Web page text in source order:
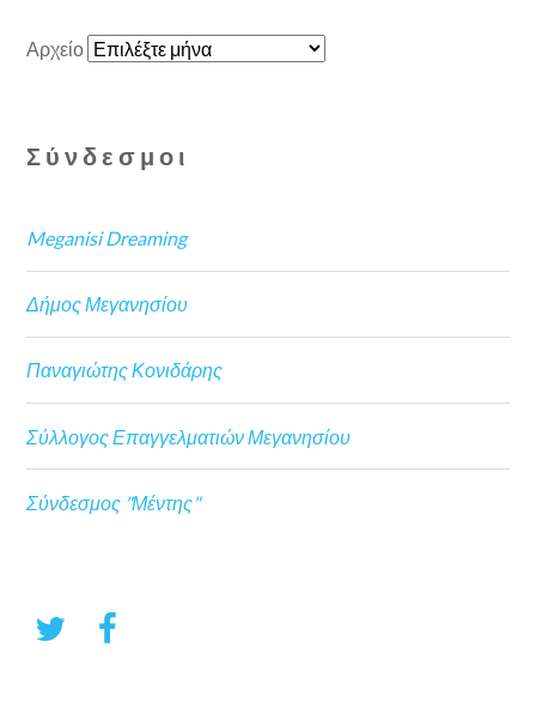
Αρχείο
Σύνδεσμοι
Meganisi Dreaming
Δήμος Μεγανησίου
Παναγιώτης Κονιδάρης
Σύλλογος Επαγγελματιών Μεγανησίου
Σύνδεσμος "Μέντης"